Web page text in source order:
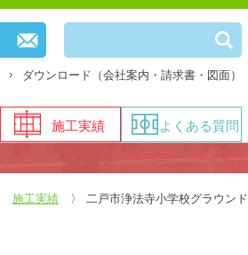
ダウンロード（会社案内・請求書・図面）
施工実績 よくある質問
施工実績 二戸市浄法寺小学校グラウンド